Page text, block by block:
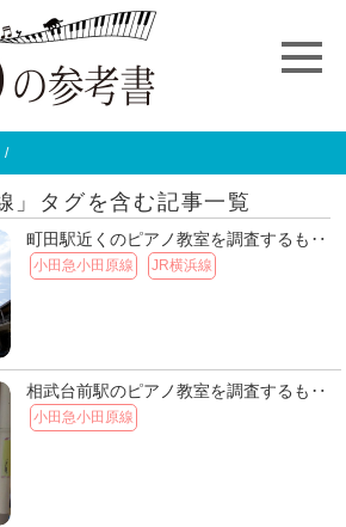
」タグを含む記事一覧
町田駅近くのピアノ教室を調査するも‥
小田急小田原線 JR横浜線
相武台前駅のピアノ教室を調査するも‥
小田急小田原線